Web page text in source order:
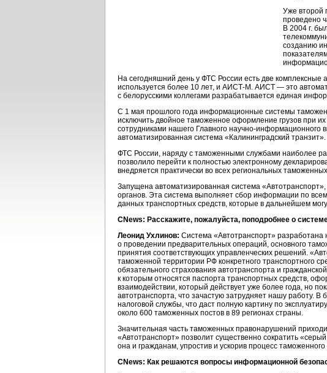
Уже второй
проведено
В 2004 г.
созданию
На сегодняшний день у ФТС России есть две
используется более 10 лет, и АИСТ-М. АИСТ — это
с белорусскими коллегами разрабатывается единая
С 1 мая прошлого года информационные системы
исключить двойное таможенное оформление грузов при
сотрудниками нашего Главного научно-информационного
автоматизированная система «Калининградский транзит».
ФТС России, наряду с таможенными службами наиболее
позволило перейти к полностью электронному
внедряется практически во всех региональных
Запущена автоматизированная система
органов. Эта система выполняет сбор информации по
данных транспортных средств, которые в дальнейшем
CNews: Расскажите, пожалуйста, поподробнее о
Леонид Ухлинов: Система «Автотранспорт»
о проведении предварительных операций, основного
принятия соответствующих управленческих решений.
таможенной территории РФ конкретного транспортного
обязательного страхования автотранспорта и
к которым относятся паспорта транспортных средств,
взаимодействии, который действует уже более года, но
автотранспорта, что зачастую затрудняет нашу работу.
налоговой службы, что даст полную картину по
около 600 таможенных постов в 89 регионах страны.
Значительная часть таможенных правонарушений
«Автотранспорт» позволит существенно сократить
она и гражданам, упростив и ускорив процесс
CNews: Как решаются вопросы информационной